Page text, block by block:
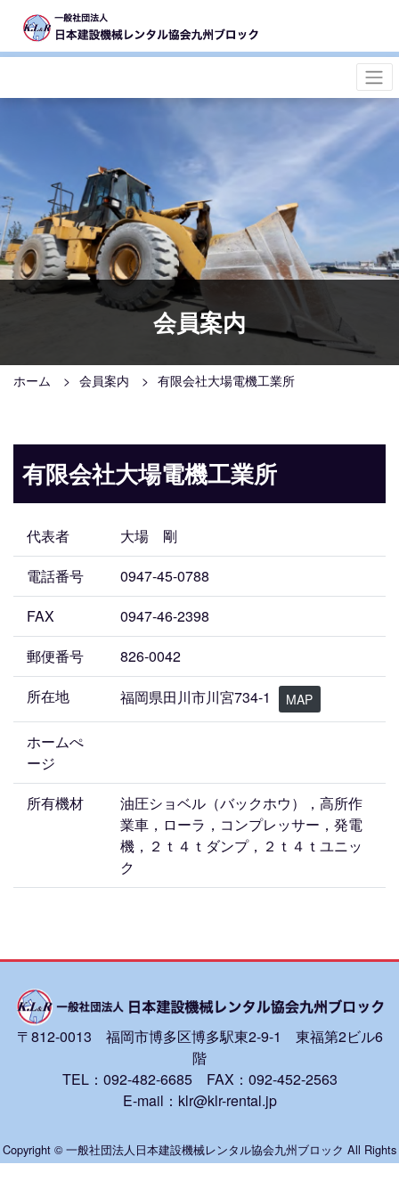
会員案内
ホーム 会員案内 有限会社大場電機工業所
有限会社大場電機工業所
代表者
大場 剛
電話番号
0947-45-0788
FAX
0947-46-2398
郵便番号
826-0042
所在地
福岡県田川市川宮734-1 MAP
ホームぺ
ージ
所有機材
油圧ショベル（バックホウ），高所作
業車，ローラ，コンプレッサー，発電
機，２ｔ４ｔダンプ，２ｔ４ｔユニッ
ク
〒812-0013 福岡市博多区博多駅東2-9-1 東福第2ビル6
階
TEL：092-482-6685 FAX：092-452-2563
E-mail：klr@klr-rental.jp
Copyright © 一般社団法人日本建設機械レンタル協会九州ブロック All Rights